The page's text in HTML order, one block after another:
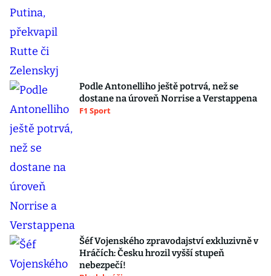
Podle Antonelliho ještě potrvá, než se
dostane na úroveň Norrise a Verstappena
F1 Sport
Šéf Vojenského zpravodajství exkluzivně v
Hráčích: Česku hrozil vyšší stupeň
nebezpečí!